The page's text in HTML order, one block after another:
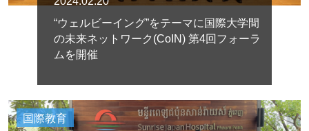
“ウェルビーイング”をテーマに国際大学間
の未来ネットワーク(CoIN) 第4回フォーラ
ムを開催
国際教育